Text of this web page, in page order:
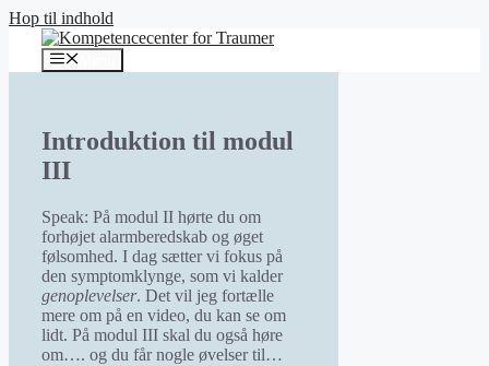
Hop til indhold
Introduktion til modul
III
Speak: På modul II hørte du om
forhøjet alarmberedskab og øget
følsomhed. I dag sætter vi fokus på
den symptomklynge, som vi kalder
genoplevelser. Det vil jeg fortælle
mere om på en video, du kan se om
lidt. På modul III skal du også høre
om…. og du får nogle øvelser til…